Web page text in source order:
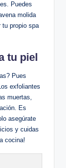
Puedes
molida
tu propio spa
tu piel
Pues
exfoliantes
muertas,
Es
asegúrate
y cuidas
cocina!